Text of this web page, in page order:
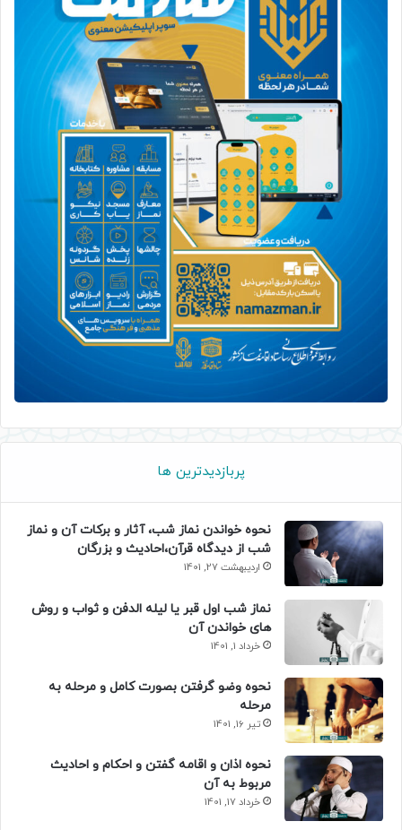
پربازدیدترین ها
نحوه خواندن نماز شب، آثار و برکات آن و نماز
شب از دیدگاه قرآن،احادیث و بزرگان
اردیبهشت 27, 1401
نماز شب اول قبر یا لیله الدفن و ثواب و روش
های خواندن آن
خرداد 1, 1401
نحوه وضو گرفتن بصورت کامل و مرحله به
مرحله
تیر 16, 1401
نحوه اذان و اقامه گفتن و احکام و احادیث
مربوط به آن
خرداد 17, 1401